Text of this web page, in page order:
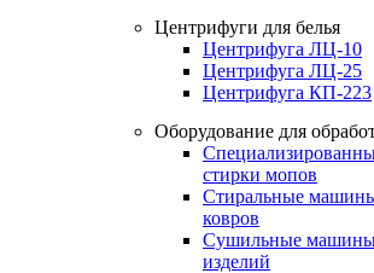
Центрифуги для белья
Центрифуга ЛЦ-10
Центрифуга ЛЦ-25
Центрифуга КП-223
Оборудование для
стирки мопов
Стиральные
ковров
Сушильные машины
изделий